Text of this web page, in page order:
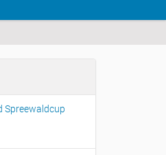
Spreewaldcup